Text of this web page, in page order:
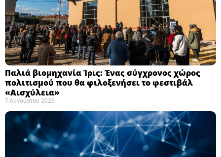
Παλιά βιομηχανία Ίρις: Ένας σύγχρονος χώρος
πολιτισμού που θα φιλοξενήσει το φεστιβάλ
«Αισχύλεια» ​
7 Αυγούστου 2026